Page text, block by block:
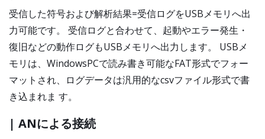
受信した符号および解析結果=受信ログをUSBメモリへ出
力可能です。 受信ログと合わせて、起動やエラー発生・
復旧などの動作ログもUSBメモリへ出力します。 USBメ
モリは、WindowsPCで読み書き可能なFAT形式でフォー
マットされ、ログデータは汎用的なcsvファイル形式で書
き込まれま す。
| ANによる接続